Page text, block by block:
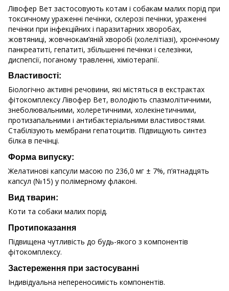
Лівофер Вет застосовують котам і собакам малих порід при
токсичному ураженні печінки, склерозі печінки, ураженні
печінки при інфекційних і паразитарних хворобах,
жовтяниці, жовчнокам’яній хворобі (холелітіазі), хронічному
панкреатиті, гепатиті, збільшенні печінки і селезінки,
диспепсії, поганому травленні, хіміотерапії.
Властивості:
Біологічно активні речовини, які містяться в екстрактах
фітокомплексу Лівофер Вет, володіють спазмолітичними,
знеболювальними, холеретичними, холекінетичними,
протизапальними і антибактеріальними властивостями.
Стабілізують мембрани гепатоцитів. Підвищують синтез
білка в печінці.
Форма випуску:
Желатинові капсули масою по 236,0 мг ± 7%, п’ятнадцять
капсул (№15) у полімерному флаконі.
Вид тварин:
Коти та собаки малих порід.
Протипоказання
Підвищена чутливість до будь-якого з компонентів
фітокомплексу.
Застереження при застосуванні
Індивідуальна непереносимість компонентів.